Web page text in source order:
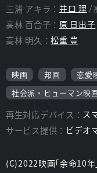
スタッフ
監督：藤井 道人 脚本：
三浦 アキラ： 井口 理
高林 百合子： 原 日出子
高林 明久：松重 豊
映画 邦画 恋愛
社会派・ヒューマン映
再生対応デバイス： ス
サービス提供： ビデオ
(C)2022映画｢余命10